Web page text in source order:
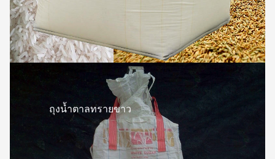
ถุงน้ำตาลทรายขาว